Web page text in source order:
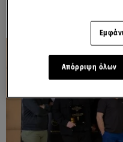
Απόρριψη όλων